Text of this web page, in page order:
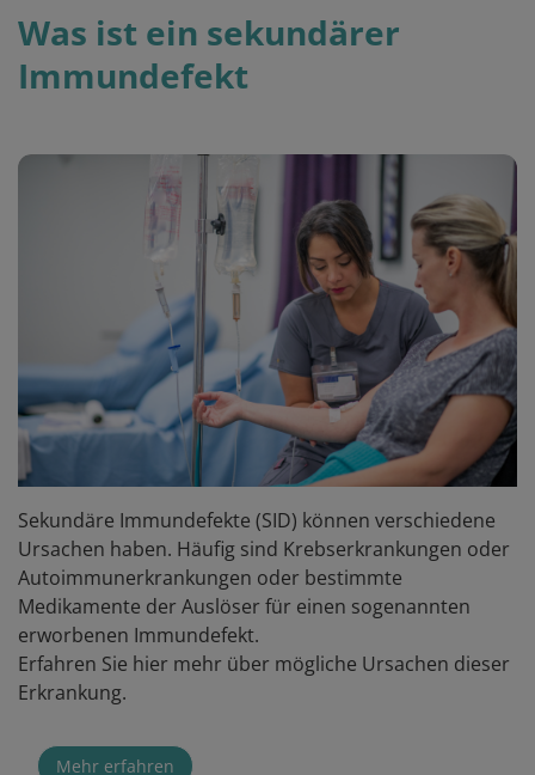
Was ist ein sekundärer
Immundefekt
Sekundäre Immundefekte (SID) können verschiedene
Ursachen haben. Häufig sind Krebserkrankungen oder
Autoimmunerkrankungen oder bestimmte
Medikamente der Auslöser für einen sogenannten
erworbenen Immundefekt.
Erfahren Sie hier mehr über mögliche Ursachen dieser
Erkrankung.
Mehr erfahren